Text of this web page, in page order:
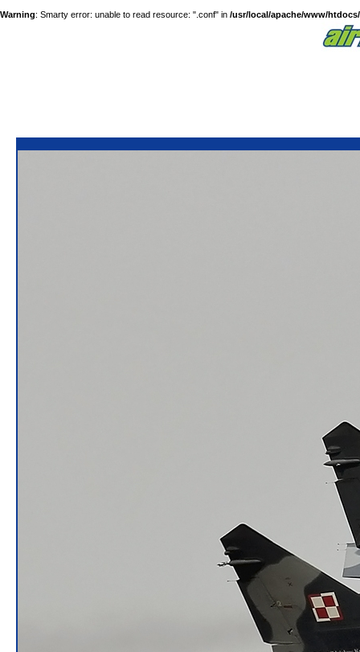
Warning: Smarty error: unable to read resource: ".conf" in /usr/local/apache/www/